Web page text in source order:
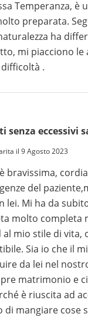
Temperanza, è
preparata.
ha
mi piacciono le
.
eccessivi
il 9 Agosto 2023
bravissima,
del
lei. Mi ha da
molto completa
al mio stile di vita,
Sia io che il
da lei nel
matrimonio e
è riuscita ad
di mangiare cose